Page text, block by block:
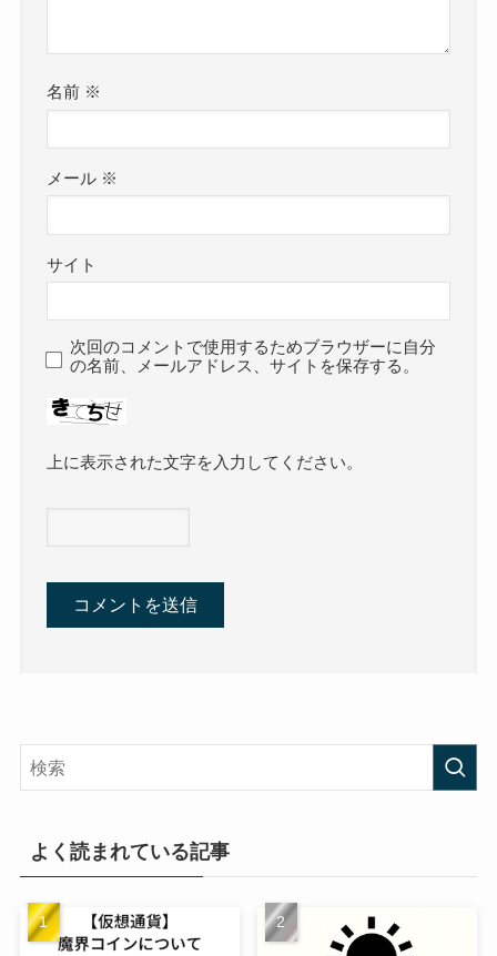
名前 ※
メール ※
サイト
次回のコメントで使用するためブラウザーに自分
の名前、メールアドレス、サイトを保存する。
上に表示された文字を入力してください。
よく読まれている記事